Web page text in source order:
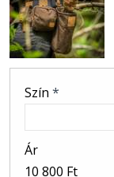
Szín *
Ár
10 800 Ft